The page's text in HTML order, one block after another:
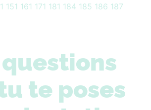
151 161 171 181 184 185 186 187
questions
te poses